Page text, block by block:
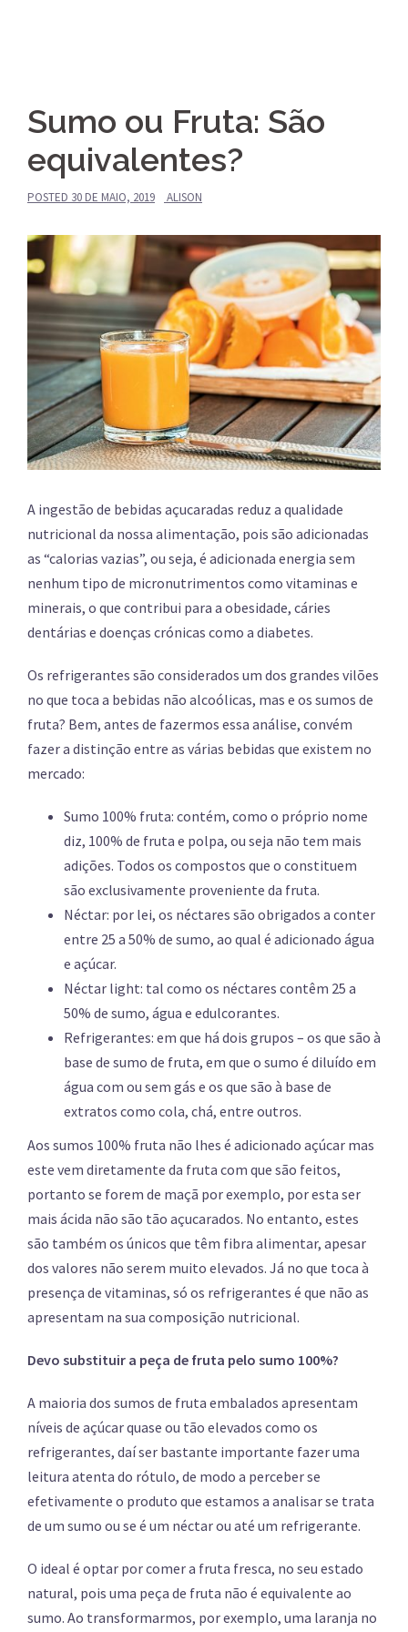
Sumo ou Fruta: São
equivalentes?
POSTED 30 DE MAIO, 2019 ALISON
A ingestão de bebidas açucaradas reduz a qualidade
nutricional da nossa alimentação, pois são adicionadas
as “calorias vazias”, ou seja, é adicionada energia sem
nenhum tipo de micronutrimentos como vitaminas e
minerais, o que contribui para a obesidade, cáries
dentárias e doenças crónicas como a diabetes.
Os refrigerantes são considerados um dos grandes vilões
no que toca a bebidas não alcoólicas, mas e os sumos de
fruta? Bem, antes de fazermos essa análise, convém
fazer a distinção entre as várias bebidas que existem no
mercado:
Sumo 100% fruta: contém, como o próprio nome
diz, 100% de fruta e polpa, ou seja não tem mais
adições. Todos os compostos que o constituem
são exclusivamente proveniente da fruta.
Néctar: por lei, os néctares são obrigados a conter
entre 25 a 50% de sumo, ao qual é adicionado água
e açúcar.
Néctar light: tal como os néctares contêm 25 a
50% de sumo, água e edulcorantes.
Refrigerantes: em que há dois grupos – os que são à
base de sumo de fruta, em que o sumo é diluído em
água com ou sem gás e os que são à base de
extratos como cola, chá, entre outros.
Aos sumos 100% fruta não lhes é adicionado açúcar mas
este vem diretamente da fruta com que são feitos,
portanto se forem de maçã por exemplo, por esta ser
mais ácida não são tão açucarados. No entanto, estes
são também os únicos que têm fibra alimentar, apesar
dos valores não serem muito elevados. Já no que toca à
presença de vitaminas, só os refrigerantes é que não as
apresentam na sua composição nutricional.
Devo substituir a peça de fruta pelo sumo 100%?
A maioria dos sumos de fruta embalados apresentam
níveis de açúcar quase ou tão elevados como os
refrigerantes, daí ser bastante importante fazer uma
leitura atenta do rótulo, de modo a perceber se
efetivamente o produto que estamos a analisar se trata
de um sumo ou se é um néctar ou até um refrigerante.
O ideal é optar por comer a fruta fresca, no seu estado
natural, pois uma peça de fruta não é equivalente ao
sumo. Ao transformarmos, por exemplo, uma laranja no